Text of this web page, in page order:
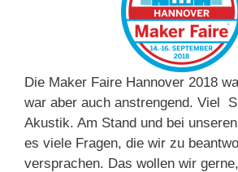
Die Maker Faire Hannover 2018
war aber auch anstrengend. Viel
Akustik. Am Stand und bei
es viele Fragen, die wir zu
versprachen. Das wollen wir